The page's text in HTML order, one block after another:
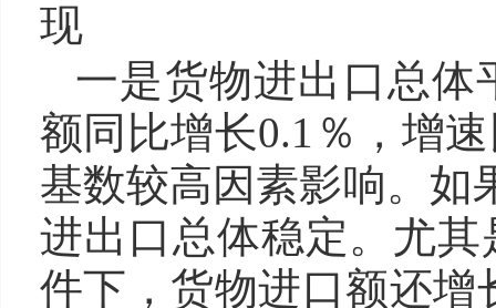
现
一是货物进出口总体
额同比增长0.1％，增
基数较高因素影响。如
进出口总体稳定。尤
件下，货物进口额还增